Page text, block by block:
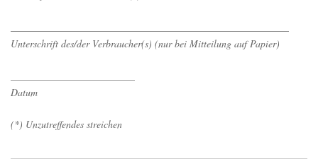
Unterschrift des/der Verbraucher(s) (nur bei Mitteilung auf Papier)
Datum
(*) Unzutreffendes streichen